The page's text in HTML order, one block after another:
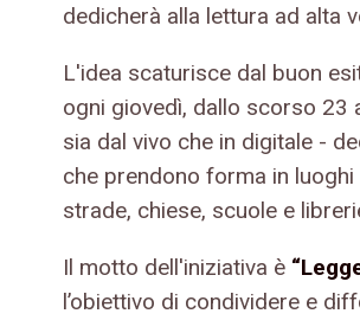
dedicherà alla lettura ad alta
L'idea scaturisce dal buon
ogni giovedì, dallo scorso 23
sia dal vivo che in digitale -
che prendono forma in
strade, chiese, scuole e
Il motto dell'iniziativa è
l’obiettivo di condividere e